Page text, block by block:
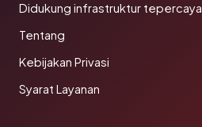
Didukung infrastruktur tepercaya
Tentang
Kebijakan Privasi
Syarat Layanan